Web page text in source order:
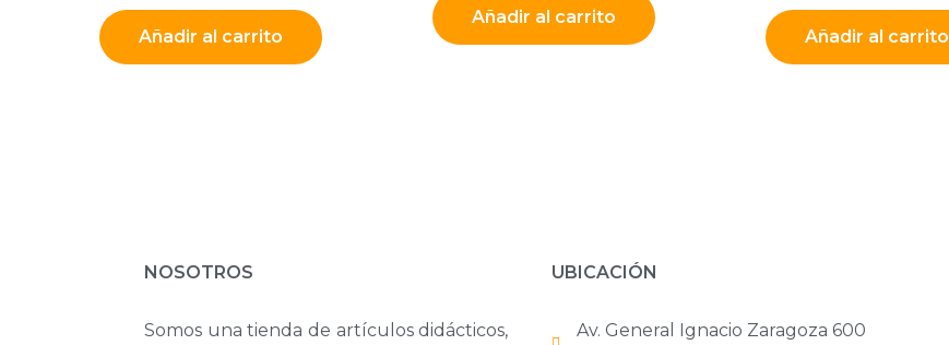
Añadir al carrito
Añadir al carrito
Añadir al carrito
NOSOTROS
Somos una tienda de artículos didácticos,
UBICACIÓN
Av. General Ignacio Zaragoza 600